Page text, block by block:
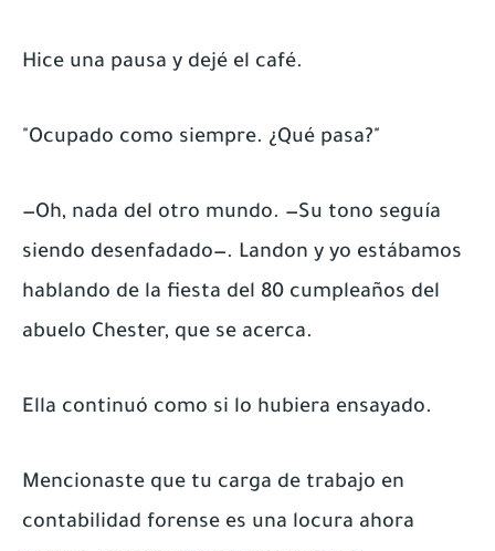
Hice una pausa y dejé el café.
"Ocupado como siempre. ¿Qué pasa?"
—Oh, nada del otro mundo. —Su tono seguía
siendo desenfadado—. Landon y yo estábamos
hablando de la fiesta del 80 cumpleaños del
abuelo Chester, que se acerca.
Ella continuó como si lo hubiera ensayado.
Mencionaste que tu carga de trabajo en
contabilidad forense es una locura ahora